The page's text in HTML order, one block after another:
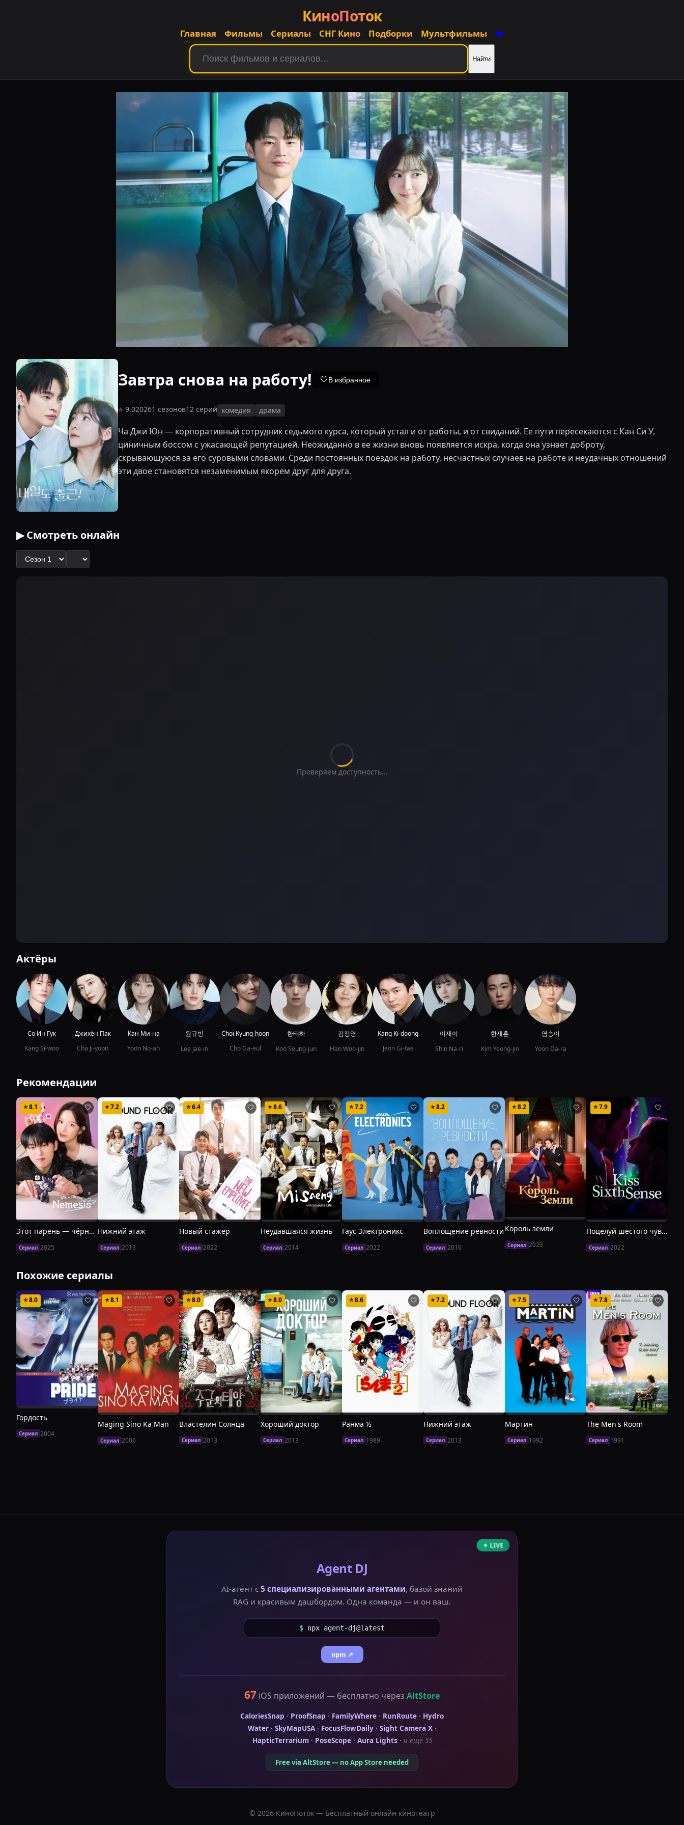
КиноПоток
Главная Фильмы Сериалы СНГ Кино Подборки Мультфильмы ❤️
Найти
Завтра снова на работу! 🤍В избранное
⭐ 9.020261 сезонов12 серий комедия драма
Ча Джи Юн — корпоративный сотрудник седьмого курса, который устал и от работы, и от свиданий. Ее пути пересекаются с Кан Си У,
циничным боссом с ужасающей репутацией. Неожиданно в ее жизни вновь появляется искра, когда она узнает доброту,
скрывающуюся за его суровыми словами. Среди постоянных поездок на работу, несчастных случаев на работе и неудачных отношений
эти двое становятся незаменимым якорем друг для друга.
▶ Смотреть онлайн
Проверяем доступность...
Актёры
Со Ин Гук
Kang Si-woo
Джихён Пак
Cha Ji-yoon
Кан Ми-на
Yoon No-ah
원규빈
Lee Jae-in
Choi Kyung-hoon
Cho Ga-eul
한태하
Koo Seung-jun
김정영
Han Woo-jin
Kang Ki-doong
Jeon Gi-tae
이재이
Shin Na-ri
한재훈
Kim Yeong-jin
염승이
Yoon Da-ra
Рекомендации
⭐8.1 🤍
Этот парень — чёрный огненный дракон
Сериал 2025
⭐7.2 🤍
Нижний этаж
Сериал 2013
⭐6.4 🤍
Новый стажер
Сериал 2022
⭐8.6 🤍
Неудавшаяся жизнь
Сериал 2014
⭐7.2 🤍
Гаус Электроникс
Сериал 2022
⭐8.2 🤍
Воплощение ревности
Сериал 2016
⭐8.2 🤍
Король земли
Сериал 2023
⭐7.9 🤍
Поцелуй шестого чувства
Сериал 2022
Похожие сериалы
⭐8.0 🤍
Гордость
Сериал 2004
⭐8.1 🤍
Maging Sino Ka Man
Сериал 2006
⭐8.0 🤍
Властелин Солнца
Сериал 2013
⭐8.0 🤍
Хороший доктор
Сериал 2013
⭐8.6 🤍
Ранма ½
Сериал 1989
⭐7.2 🤍
Нижний этаж
Сериал 2013
⭐7.5 🤍
Мартин
Сериал 1992
⭐7.8 🤍
The Men's Room
Сериал 1991
✦ LIVE
Agent DJ
AI-агент с 5 специализированными агентами, базой знаний
RAG и красивым дашбордом. Одна команда — и он ваш.
$ npx agent-dj@latest
npm ↗
67 iOS приложений — бесплатно через AltStore
CaloriesSnap · ProofSnap · FamilyWhere · RunRoute · Hydro
Water· SkyMapUSA· FocusFlowDaily· Sight Camera X·
HapticTerrarium· PoseScope· Aura Lights· и ещё 55
Free via AltStore — no App Store needed
© 2026 КиноПоток — Бесплатный онлайн кинотеатр